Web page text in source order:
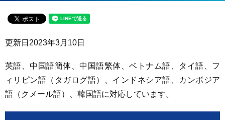
更新日 2023年3月10日
英語、中国語簡体、中国語繁体、ベトナム語、タイ語、フ
ィリピン語（タガログ語）、インドネシア語、カンボジア
語（クメール語）、韓国語に対応しています。